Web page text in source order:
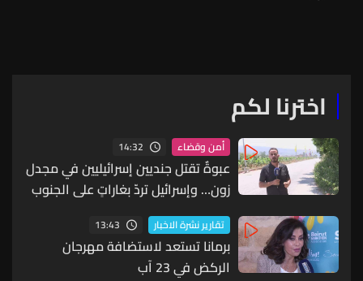
اخترنا لكم
أمن وقضاء 14:32
عبوةٌ تقتل جنديين إسرائيليين في مجدل
زون… وإسرائيل تردّ بغاراتٍ على الجنوب
تقارير نشرة الاخبار 13:43
برمانا تستعد لاستضافة مهرجان
الركض في 23 آب